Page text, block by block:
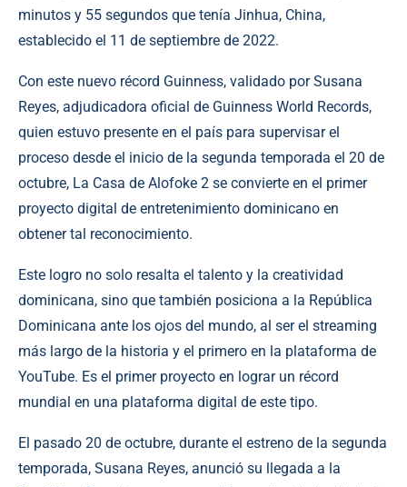
minutos y 55 segundos que tenía Jinhua, China,
establecido el 11 de septiembre de 2022.
Con este nuevo récord Guinness, validado por Susana
Reyes, adjudicadora oficial de Guinness World Records,
quien estuvo presente en el país para supervisar el
proceso desde el inicio de la segunda temporada el 20 de
octubre, La Casa de Alofoke 2 se convierte en el primer
proyecto digital de entretenimiento dominicano en
obtener tal reconocimiento.
Este logro no solo resalta el talento y la creatividad
dominicana, sino que también posiciona a la República
Dominicana ante los ojos del mundo, al ser el streaming
más largo de la historia y el primero en la plataforma de
YouTube. Es el primer proyecto en lograr un récord
mundial en una plataforma digital de este tipo.
El pasado 20 de octubre, durante el estreno de la segunda
temporada, Susana Reyes, anunció su llegada a la